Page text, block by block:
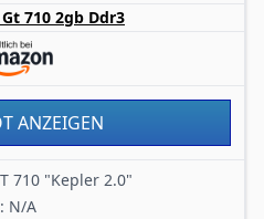
oder ein neues System
mit min. 550W und die
710 2gb Ddr3
ANZEIGEN
710 "Kepler 2.0"
N/A